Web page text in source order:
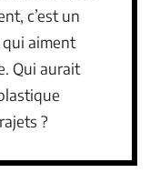
c’est un
aiment
Qui aurait
?